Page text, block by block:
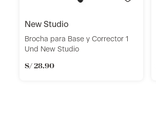
new studio
Brocha para Base y Corrector 1
Und New Studio
S/ 28.90